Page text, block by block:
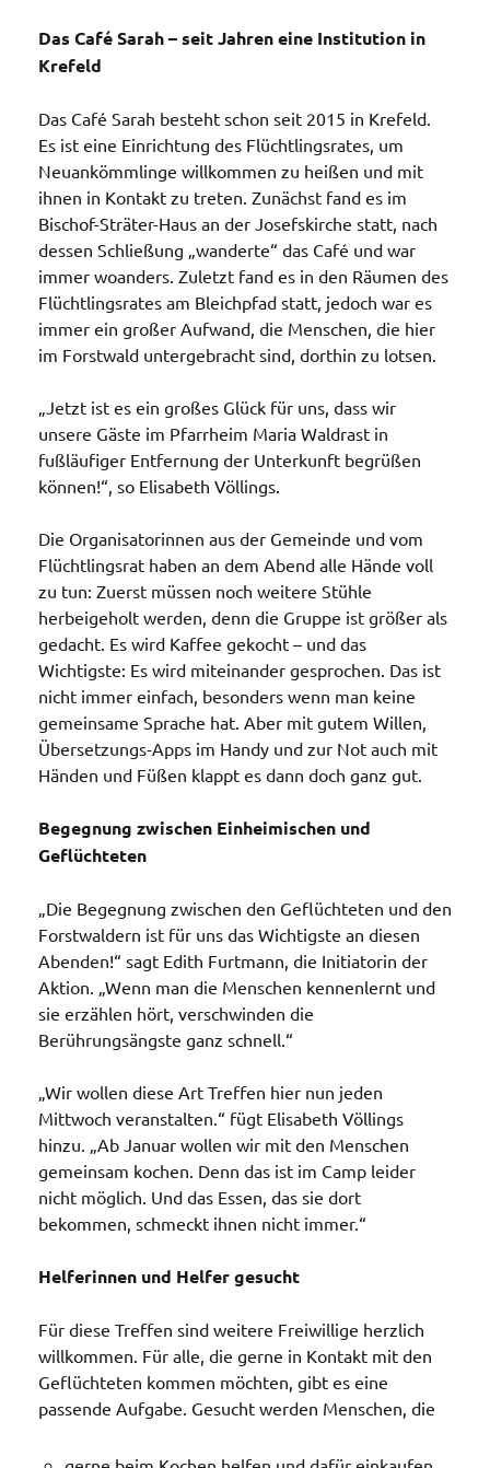
Das Café Sarah – seit Jahren eine Institution in
Krefeld
Das Café Sarah besteht schon seit 2015 in Krefeld.
Es ist eine Einrichtung des Flüchtlingsrates, um
Neuankömmlinge willkommen zu heißen und mit
ihnen in Kontakt zu treten. Zunächst fand es im
Bischof-Sträter-Haus an der Josefskirche statt, nach
dessen Schließung „wanderte“ das Café und war
immer woanders. Zuletzt fand es in den Räumen des
Flüchtlingsrates am Bleichpfad statt, jedoch war es
immer ein großer Aufwand, die Menschen, die hier
im Forstwald untergebracht sind, dorthin zu lotsen.
„Jetzt ist es ein großes Glück für uns, dass wir
unsere Gäste im Pfarrheim Maria Waldrast in
fußläufiger Entfernung der Unterkunft begrüßen
können!“, so Elisabeth Völlings.
Die Organisatorinnen aus der Gemeinde und vom
Flüchtlingsrat haben an dem Abend alle Hände voll
zu tun: Zuerst müssen noch weitere Stühle
herbeigeholt werden, denn die Gruppe ist größer als
gedacht. Es wird Kaffee gekocht – und das
Wichtigste: Es wird miteinander gesprochen. Das ist
nicht immer einfach, besonders wenn man keine
gemeinsame Sprache hat. Aber mit gutem Willen,
Übersetzungs-Apps im Handy und zur Not auch mit
Händen und Füßen klappt es dann doch ganz gut.
Begegnung zwischen Einheimischen und
Geflüchteten
„Die Begegnung zwischen den Geflüchteten und den
Forstwaldern ist für uns das Wichtigste an diesen
Abenden!“ sagt Edith Furtmann, die Initiatorin der
Aktion. „Wenn man die Menschen kennenlernt und
sie erzählen hört, verschwinden die
Berührungsängste ganz schnell.“
„Wir wollen diese Art Treffen hier nun jeden
Mittwoch veranstalten.“ fügt Elisabeth Völlings
hinzu. „Ab Januar wollen wir mit den Menschen
gemeinsam kochen. Denn das ist im Camp leider
nicht möglich. Und das Essen, das sie dort
bekommen, schmeckt ihnen nicht immer.“
Helferinnen und Helfer gesucht
Für diese Treffen sind weitere Freiwillige herzlich
willkommen. Für alle, die gerne in Kontakt mit den
Geflüchteten kommen möchten, gibt es eine
passende Aufgabe. Gesucht werden Menschen, die